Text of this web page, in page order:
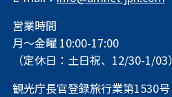
営業時間
月～金曜 10:00-17:00
（定休日：土日祝、12/30-1/03）
観光庁長官登録旅行業第1530号